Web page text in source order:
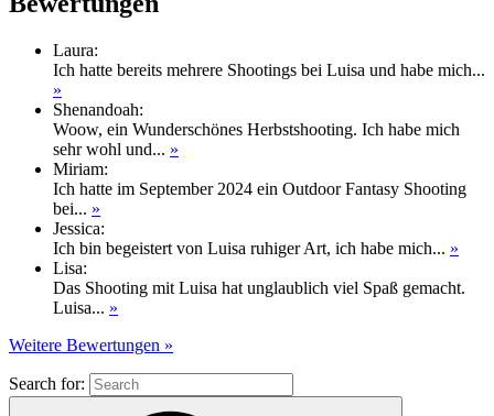
Laura:
Ich hatte bereits mehrere Shootings bei Luisa und habe mich...
»
Shenandoah:
Woow, ein Wunderschönes Herbstshooting. Ich habe mich
sehr wohl und... »
Miriam:
Ich hatte im September 2024 ein Outdoor Fantasy Shooting
bei... »
Jessica:
Ich bin begeistert von Luisa ruhiger Art, ich habe mich... »
Lisa:
Das Shooting mit Luisa hat unglaublich viel Spaß gemacht.
Luisa... »
Weitere Bewertungen »
Search for: